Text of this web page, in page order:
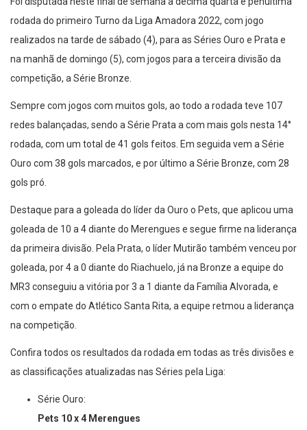
Foi disputada neste final de semana a décima quarta e penúltima
rodada do primeiro Turno da Liga Amadora 2022, com jogo
realizados na tarde de sábado (4), para as Séries Ouro e Prata e
na manhã de domingo (5), com jogos para a terceira divisão da
competição, a Série Bronze.
Sempre com jogos com muitos gols, ao todo a rodada teve 107
redes balançadas, sendo a Série Prata a com mais gols nesta 14°
rodada, com um total de 41 gols feitos. Em seguida vem a Série
Ouro com 38 gols marcados, e por último a Série Bronze, com 28
gols pró.
Destaque para a goleada do líder da Ouro o Pets, que aplicou uma
goleada de 10 a 4 diante do Merengues e segue firme na liderança
da primeira divisão. Pela Prata, o líder Mutirão também venceu por
goleada, por 4 a 0 diante do Riachuelo, já na Bronze a equipe do
MR3 conseguiu a vitória por 3 a 1 diante da Família Alvorada, e
com o empate do Atlético Santa Rita, a equipe retmou a liderança
na competição.
Confira todos os resultados da rodada em todas as três divisões e
as classificações atualizadas nas Séries pela Liga:
Série Ouro:⁣⁣⁣
Pets 10 x 4 Merengues ⁣⁣